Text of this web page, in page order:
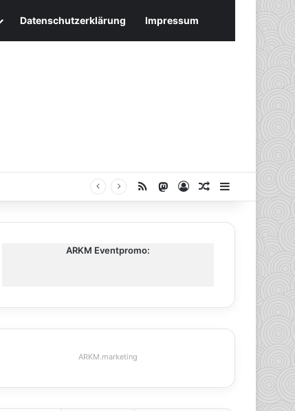
Datenschutzerklärung Impressum
RSS Mastodon
AnmeldenZufälliger
ARKM Eventpromo:
ARKM.marketing